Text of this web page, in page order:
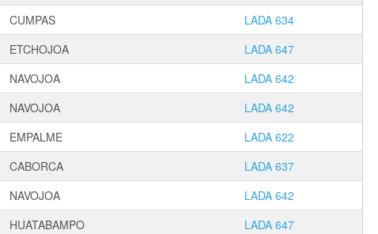
CUMPAS
LADA 634
ETCHOJOA
LADA 647
NAVOJOA
LADA 642
NAVOJOA
LADA 642
EMPALME
LADA 622
CABORCA
LADA 637
NAVOJOA
LADA 642
HUATABAMPO
LADA 647